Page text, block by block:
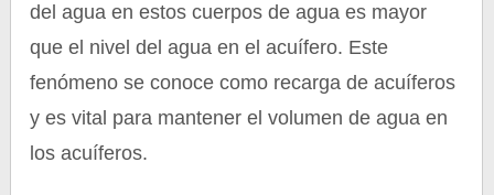
del agua en estos cuerpos de agua es mayor
que el nivel del agua en el acuífero. Este
fenómeno se conoce como recarga de acuíferos
y es vital para mantener el volumen de agua en
los acuíferos.